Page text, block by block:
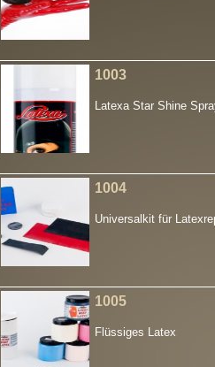
1003
Latexa Star Shine
1004
Universalkit für
1005
Flüssiges Latex